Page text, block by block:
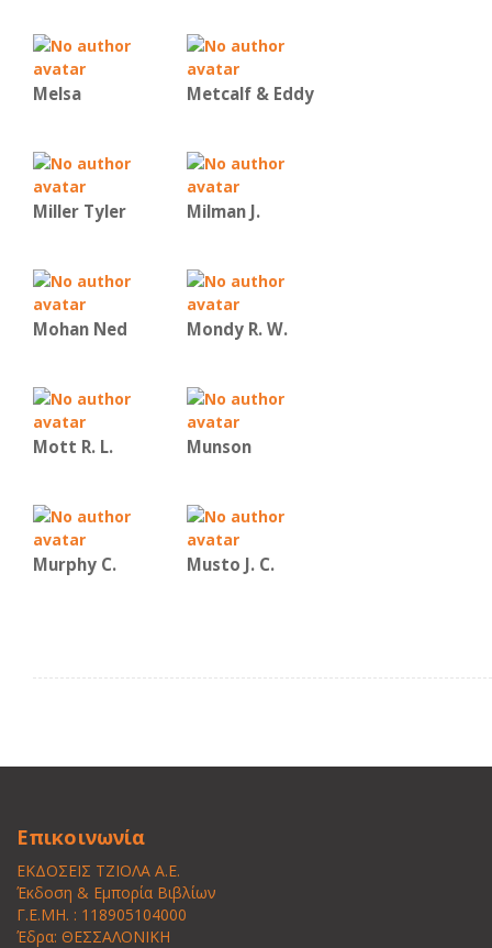
Melsa Metcalf & Eddy
Miller Tyler Milman J.
Mohan Ned Mondy R. W.
Mott R. L. Munson
Murphy C. Musto J. C.
Επικοινωνία
ΕΚΔΟΣΕΙΣ ΤΖΙΟΛΑ Α.Ε.
Έκδοση & Εμπορία Βιβλίων
Γ.Ε.ΜΗ. : 118905104000
Έδρα: ΘΕΣΣΑΛΟΝΙΚΗ